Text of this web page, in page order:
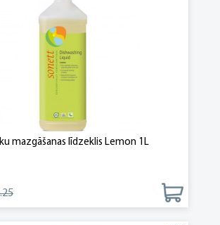
mazgāšanas līdzeklis Lemon 1L